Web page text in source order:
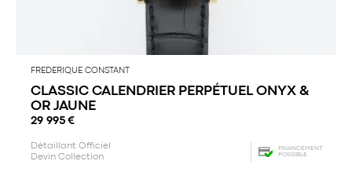
FREDERIQUE CONSTANT
CLASSIC CALENDRIER PERPÉTUEL ONYX &
OR JAUNE
29 995 €
Détaillant Officiel
Devin Collection
FINANCEMENT
POSSIBLE